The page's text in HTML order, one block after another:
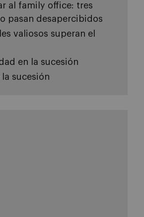
al family office: tres
pasan desapercibidos
valiosos superan el
en la sucesión
sucesión